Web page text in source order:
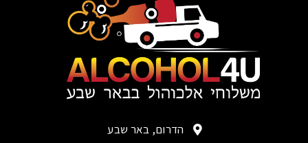
הדרום, באר שבע